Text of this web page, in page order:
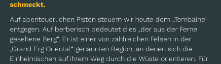
schmeckt.
Auf abenteuerlichen Pisten steuern wir heute dem „Tembaine“
entgegen. Auf berberisch bedeutet dies „der aus der Ferne
gesehene Berg“. Er ist einer von zahlreichen Felsen in der
„Grand Erg Oriental“ genannten Region, an denen sich die
Einheimischen auf ihrem Weg durch die Wüste orientieren. Für